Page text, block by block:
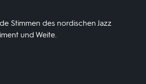
Stimmen des nordischen Jazz
und Weite.